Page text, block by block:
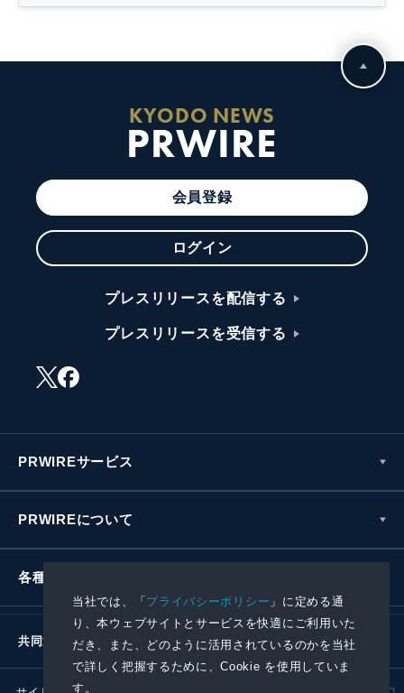
当社では、「プライバシーポリシー 」に定める通
り、本ウェブサイトとサービスを快適にご利用いた
だき、また、どのように活用されているのかを当社
で詳しく把握するために、Cookie を使用していま
す。
KYODO NEWS
PRWIRE
会員登録
ログイン
プレスリリースを配信する
プレスリリースを受信する
PRWIREサービス
PRWIREについて
各種お問い合わせ
共同通信社グループ